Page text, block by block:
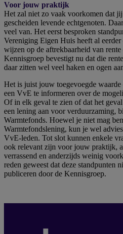
Voor jouw praktijk
Het zal niet zo vaak voorkomen dat
gescheiden levende echtgenoten.
veel van. Het eerst besproken
Vereniging Eigen Huis heeft al
wijzen op de aftrekbaarheid van
Kennisgroep bevestigt nu dat die
daar zitten wel veel haken en ogen
Het is juist jouw toegevoegde
een VvE te informeren over de
Of in elk geval te zien of dat het
een lening aan voor verduurzaming,
Warmtefonds. Hoewel je niet mag
Warmtefondslening, kun je wel
VvE-leden. Tot slot kunnen enkele
ook relevant zijn voor jouw praktijk,
verrassend en anderzijds weinig
reden geweest dat deze standpunten
publiceren door de Kennisgroep.